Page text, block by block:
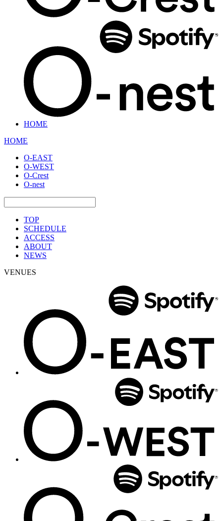
HOME
HOME
O-EAST
O-WEST
O-Crest
O-nest
TOP
SCHEDULE
ACCESS
ABOUT
NEWS
VENUES